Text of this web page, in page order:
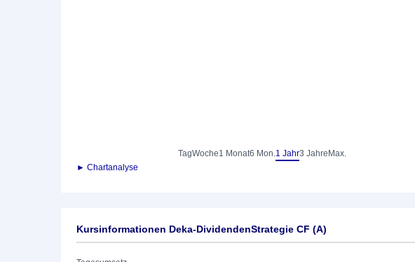
TagWoche1 Monat6 Mon.1 Jahr3 Jahre Max.
► Chartanalyse
Kursinformationen Deka-DividendenStrategie CF (A)